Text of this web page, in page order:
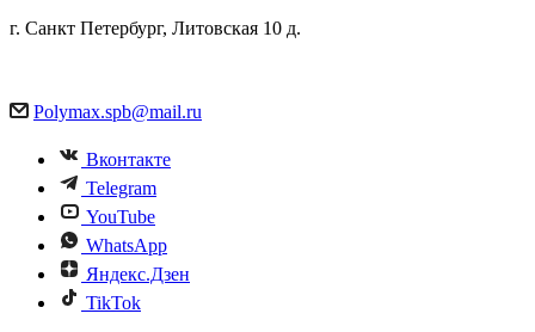
г. Санкт Петербург, Литовская 10 д.
Polymax.spb@mail.ru
Вконтакте
Telegram
YouTube
WhatsApp
Яндекс.Дзен
TikTok